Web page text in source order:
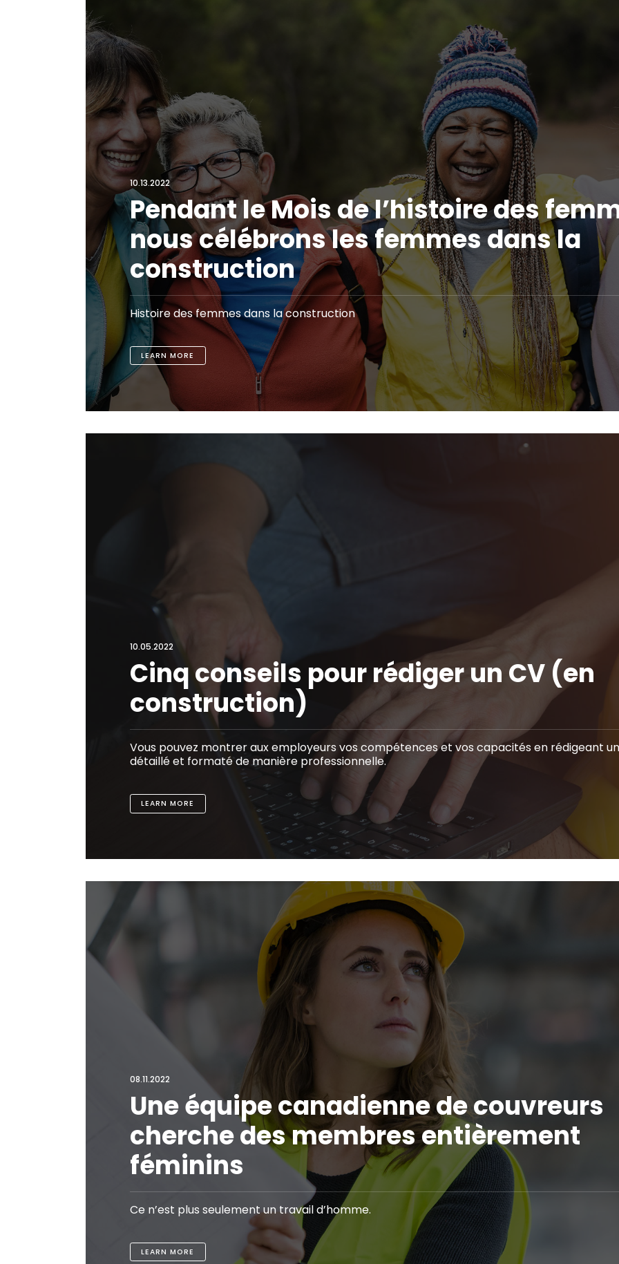
10.13.2022
Pendant le Mois de l’histoire des
nous célébrons les femmes dans la
construction
Histoire des femmes dans la construction
LEARN MORE
10.05.2022
Cinq conseils pour rédiger un CV (en
construction)
Vous pouvez montrer aux employeurs vos compétences et vos capacités en rédigeant
détaillé et formaté de manière professionnelle.
LEARN MORE
08.11.2022
Une équipe canadienne de couvreurs
cherche des membres entièrement
féminins
Ce n’est plus seulement un travail d’homme.
LEARN MORE